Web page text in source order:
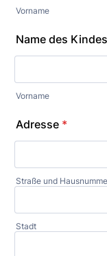
Vorname
Name des Kindes
Vorname
Adresse *
Straße und
Stadt